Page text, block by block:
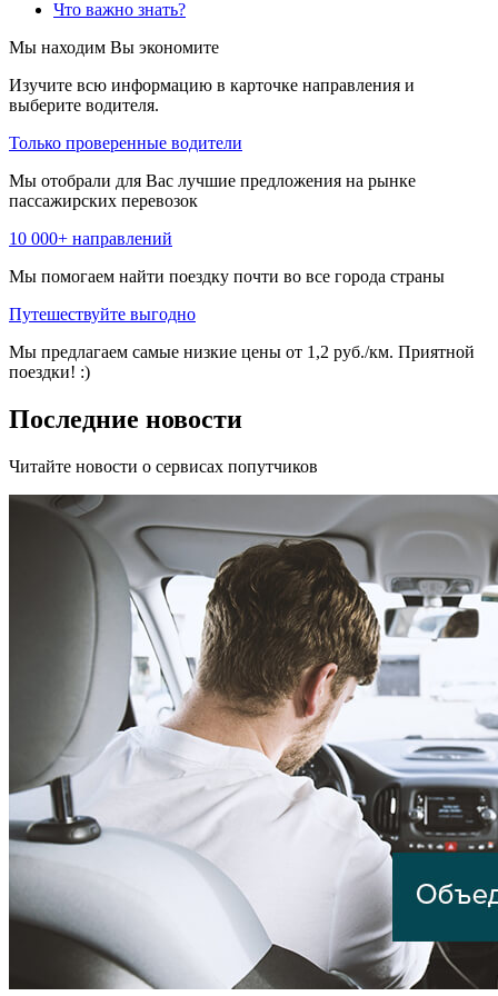
Что важно знать?
Мы находим Вы экономите
Изучите всю информацию в карточке направления и
выберите водителя.
Только проверенные водители
Мы отобрали для Вас лучшие предложения на рынке
пассажирских перевозок
10 000+ направлений
Мы помогаем найти поездку почти во все города страны
Путешествуйте выгодно
Мы предлагаем самые низкие цены от 1,2 руб./км. Приятной
поездки! :)
Последние новости
Читайте новости о сервисах попутчиков